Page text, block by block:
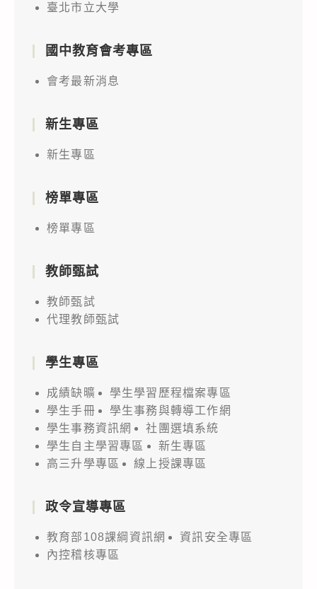
臺北市立大學
國中教育會考專區
會考最新消息
新生專區
新生專區
榜單專區
榜單專區
教師甄試
教師甄試
代理教師甄試
學生專區
成績缺曠
學生學習歷程檔案專區
學生手冊
學生事務與轉導工作網
學生事務資訊網
社團選填系統
學生自主學習專區
新生專區
高三升學專區
線上授課專區
政令宣導專區
教育部108課綱資訊網
資訊安全專區
內控稽核專區